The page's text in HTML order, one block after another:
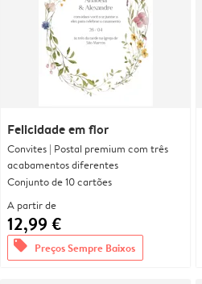
Felicidade em flor
Convites | Postal premium com três
acabamentos diferentes
Conjunto de 10 cartões
A partir de
12,99 €
offers Preços Sempre Baixos